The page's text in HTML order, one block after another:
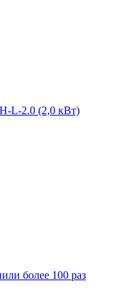
L-2.0 (2,0 кВт)
более 100 раз